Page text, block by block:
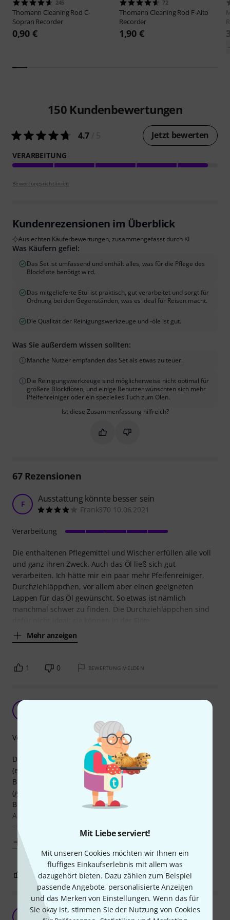
Mit Liebe serviert!
Mit unseren Cookies möchten wir Ihnen ein
fluffiges Einkaufserlebnis mit allem was
dazugehört bieten. Dazu zählen zum Beispiel
passende Angebote, personalisierte Anzeigen
und das Merken von Einstellungen. Wenn das für
Sie okay ist, stimmen Sie der Nutzung von Cookies
245
Thomann Cleaning Rod C-
Sopran Recorder
0,90 €
72
Thomann Cleaning Rod F-Alto
Recorder
1,90 €
150 Kundenbewertungen
4.7 Jetzt bewerten
VERARBEITUNG
Bewertungsrichtlinien
Kundenrezensionen im Überblick
Aus echten Käuferbewertungen, zusammengefasst durch KI
Was Käufern gefiel:
Das Set ist umfassend und enthält alles, was für die Pflege des
Blockflöte benötigt wird.
Das mitgelieferte Etui ist praktisch, gut verarbeitet und sorgt für
Ordnung bei den Gegenständen, was es ideal für Reisen macht.
Die Qualität der Reinigungswerkzeuge und -öle ist gut.
Was Sie außerdem wissen sollten:
Manche Nutzer empfanden das Set als etwas zu teuer.
Die Reinigungswerkzeuge sind möglicherweise nicht optimal für
größere Blockflöten, und einige Benutzer wünschten sich mehr
Pfeifenreiniger oder ein spezielles Tuch zum Ölen.
Ist diese Zusammenfassung hilfreich?
Markieren Sie diese
Markieren Sie diese
67Rezensionen
F Ausstattung könnte besser sein
Frank370 10.06.2021
Die enthaltenen Pflegemittel und Wischer erfüllen alle voll
und ganz ihren Zweck. Auch das Öl ließ sich gut
verarbeiten. Ich hätte mir ein paar mehr Pfeifenreiniger,
Durchziehläppchen, vor allem aber einen geeigneten
Lappen für das Öl gewünscht. So etwas ist nämlich
manchmal schwer zu finden. Die Durchziehläppchen sind
Mehr anzeigen
Verarbeitung
1 0 BEWERTUNG MELDEN
Das Mollenhauer Pflegeset enthält zwei Wischerstangen
(eine aus Bambus, eine aus Kunststoff mit Wischer), eine
Bürste, einen kleinen Pinsel, ein Fläschchen Antikondens
(gegen Heiserkeit), Zapfenfett und ein Fläschchen
Blockflötenöl. Außerdem liegt eine Anleitung bei. Die
Abbildung, auf der zwei schwarze Ölfläschchen zu sehen
Verarbeitung
1 BEWERTUNG MELDEN
Alles drin was man braucht